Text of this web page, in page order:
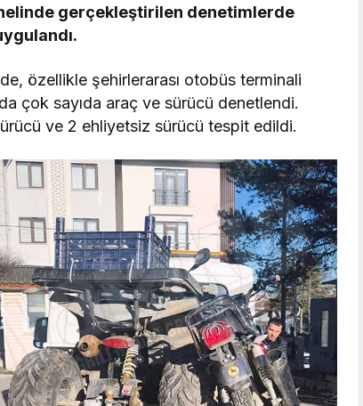
gerçekleştirilen denetimlerde
özellikle şehirlerarası otobüs terminali
çok sayıda araç ve sürücü denetlendi.
ve 2 ehliyetsiz sürücü tespit edildi.